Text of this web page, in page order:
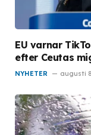
EU varnar
efter Ceutas
NYHETER augusti